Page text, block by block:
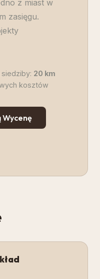
z miast w
zasięgu.
siedziby: 20 km
kosztów